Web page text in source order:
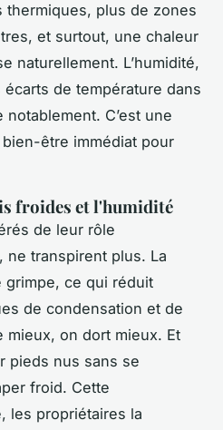
thermiques, plus de zones
et surtout, une chaleur
naturellement. L’humidité,
de température dans
C’est une
être immédiat pour
froides et l'humidité
de leur rôle
ne transpirent plus. La
grimpe, ce qui réduit
de condensation et de
mieux, on dort mieux. Et
pieds nus sans se
froid. Cette
les propriétaires la